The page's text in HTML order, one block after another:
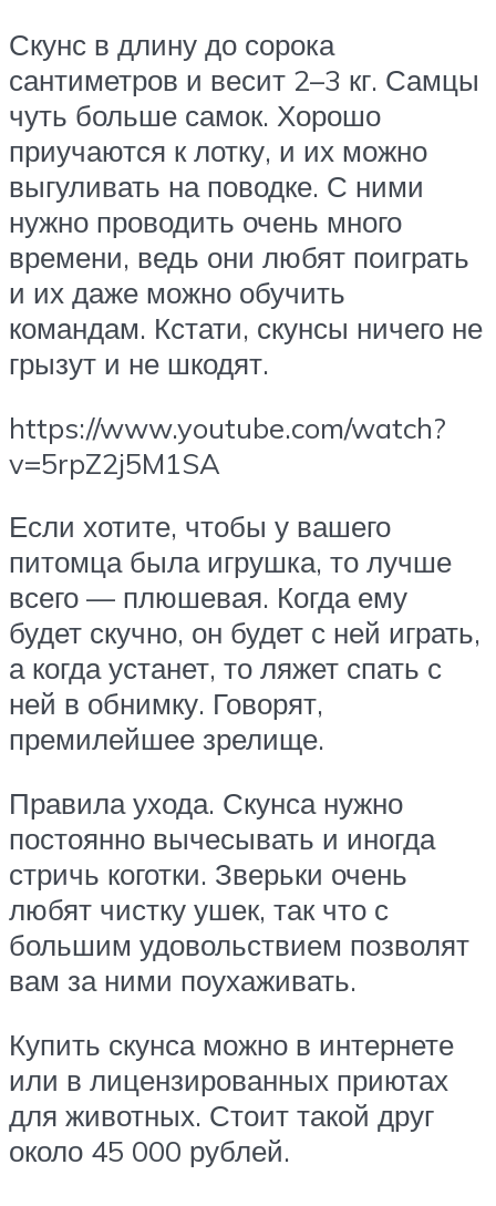
Скунс в длину до сорока
сантиметров и весит 2–3 кг. Самцы
чуть больше самок. Хорошо
приучаются к лотку, и их можно
выгуливать на поводке. С ними
нужно проводить очень много
времени, ведь они любят поиграть
и их даже можно обучить
командам. Кстати, скунсы ничего не
грызут и не шкодят.
https://www.youtube.com/watch?
v=5rpZ2j5M1SA
Если хотите, чтобы у вашего
питомца была игрушка, то лучше
всего — плюшевая. Когда ему
будет скучно, он будет с ней играть,
а когда устанет, то ляжет спать с
ней в обнимку. Говорят,
премилейшее зрелище.
Правила ухода. Скунса нужно
постоянно вычесывать и иногда
стричь коготки. Зверьки очень
любят чистку ушек, так что с
большим удовольствием позволят
вам за ними поухаживать.
Купить скунса можно в интернете
или в лицензированных приютах
для животных. Стоит такой друг
около 45 000 рублей.